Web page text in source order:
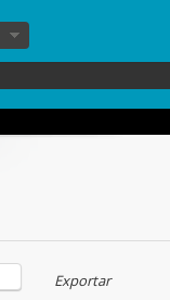
Exportar